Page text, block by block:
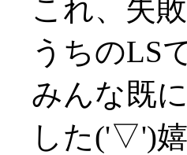
これ、失
うちのLS
みんな既
した('▽')嬉